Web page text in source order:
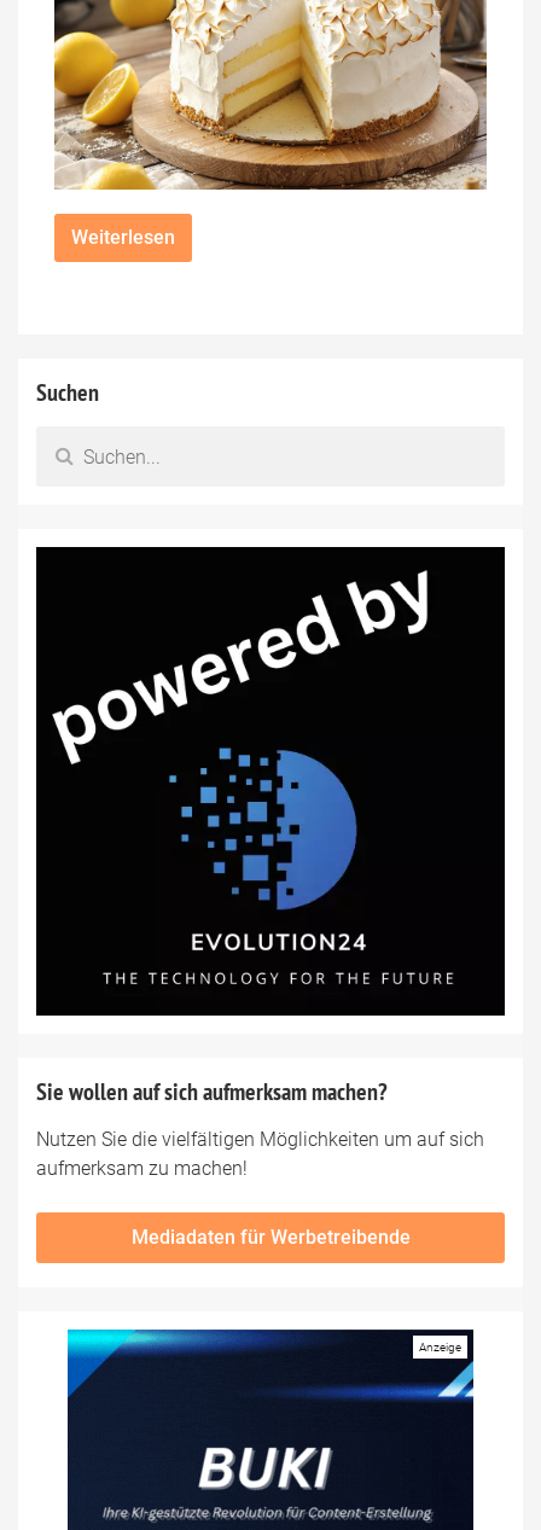
Weiterlesen
Suchen
Sie wollen auf sich aufmerksam machen?
Nutzen Sie die vielfältigen Möglichkeiten um auf sich
aufmerksam zu machen!
Mediadaten für Werbetreibende